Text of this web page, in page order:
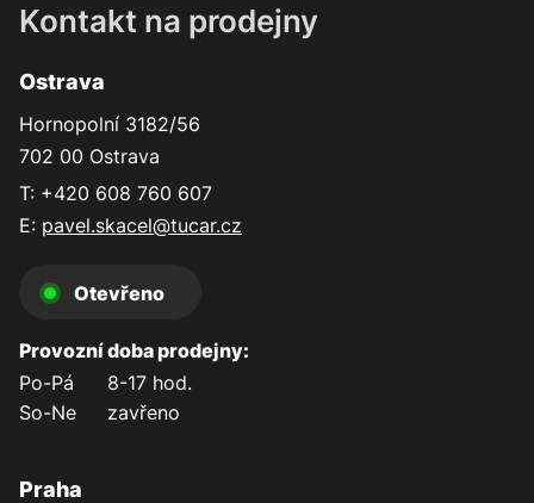
Kontakt na prodejny
Ostrava
Hornopolní 3182/56
702 00 Ostrava
T: +420 608 760 607
E: pavel.skacel@tucar.cz
Otevřeno
Provozní doba prodejny:
Po-Pá
8-17 hod.
So-Ne
zavřeno
Praha